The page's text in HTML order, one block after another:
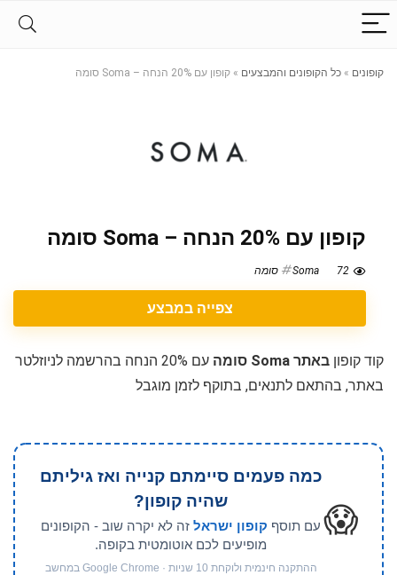
קופונים » כל הקופונים והמבצעים » קופון עם 20% הנחה – Soma סומה
קופון עם 20% הנחה – Soma סומה
72 Soma סומה
צפייה במבצע
קוד קופון באתר Soma סומה
עם 20% הנחה בהרשמה לניוזלטר
באתר, בהתאם לתנאים, בתוקף לזמן מוגבל
😱
כמה פעמים סיימתם קנייה ואז גיליתם
שהיה קופון?
עם תוסף קופון ישראל זה לא יקרה שוב - הקופונים
מופיעים לכם אוטומטית בקופה.
ההתקנה חינמית ולוקחת 10 שניות · Google Chrome במחשב